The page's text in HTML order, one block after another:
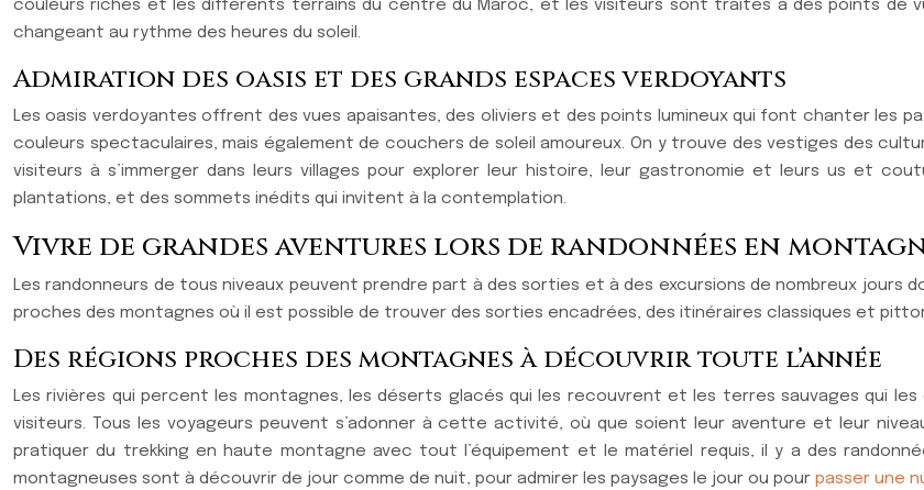
couleurs riches et les différents terrains du centre du Maroc, et les visiteurs sont traités à des points de
changeant au rythme des heures du soleil.
Admiration des oasis et des grands espaces verdoyants
Les oasis verdoyantes offrent des vues apaisantes, des oliviers et des points lumineux qui font chanter les
couleurs spectaculaires, mais également de couchers de soleil amoureux. On y trouve des vestiges des
visiteurs à s’immerger dans leurs villages pour explorer leur histoire, leur gastronomie et leurs us et
plantations, et des sommets inédits qui invitent à la contemplation.
Vivre de grandes aventures lors de randonnées en
Les randonneurs de tous niveaux peuvent prendre part à des sorties et à des excursions de nombreux jours
proches des montagnes où il est possible de trouver des sorties encadrées, des itinéraires classiques et
Des régions proches des montagnes à découvrir toute l’année
Les rivières qui percent les montagnes, les déserts glacés qui les recouvrent et les terres sauvages qui
visiteurs. Tous les voyageurs peuvent s’adonner à cette activité, où que soient leur aventure et leur
pratiquer du trekking en haute montagne avec tout l’équipement et le matériel requis, il y a des
montagneuses sont à découvrir de jour comme de nuit, pour admirer les paysages le jour ou pour passer une